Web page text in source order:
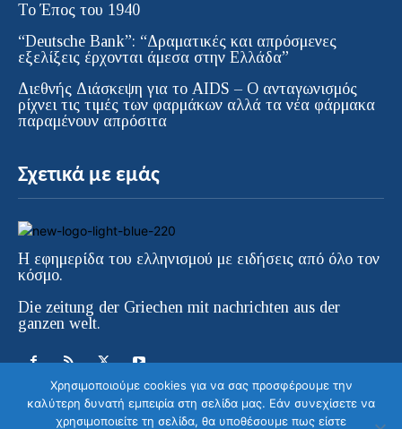
Το Έπος του 1940
“Deutsche Bank”: “Δραματικές και απρόσμενες
εξελίξεις έρχονται άμεσα στην Ελλάδα”
Διεθνής Διάσκεψη για το AIDS – Ο ανταγωνισμός
ρίχνει τις τιμές των φαρμάκων αλλά τα νέα φάρμακα
παραμένουν απρόσιτα
Σχετικά με εμάς
Η εφημερίδα του ελληνισμού με ειδήσεις από όλο τον
κόσμο.
Die zeitung der Griechen mit nachrichten aus der
ganzen welt.
Χρησιμοποιούμε cookies για να σας προσφέρουμε την
καλύτερη δυνατή εμπειρία στη σελίδα μας. Εάν συνεχίσετε να
χρησιμοποιείτε τη σελίδα, θα υποθέσουμε πως είστε